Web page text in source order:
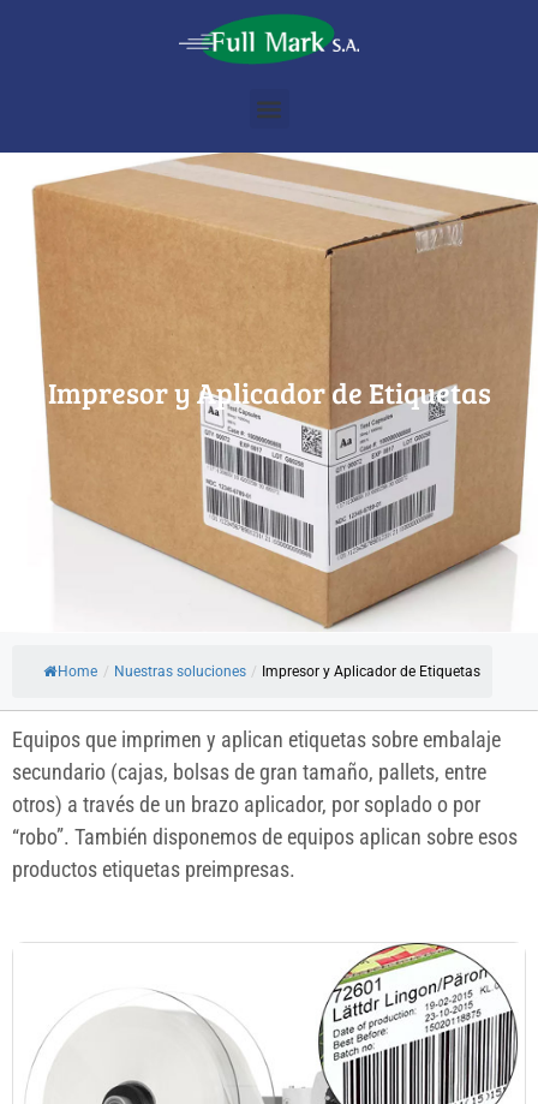
Impresor y Aplicador de Etiquetas
Home / Nuestras soluciones / Impresor y Aplicador de Etiquetas
Equipos que imprimen y aplican etiquetas sobre embalaje
secundario (cajas, bolsas de gran tamaño, pallets, entre
otros) a través de un brazo aplicador, por soplado o por
“robo”. También disponemos de equipos aplican sobre esos
productos etiquetas preimpresas.